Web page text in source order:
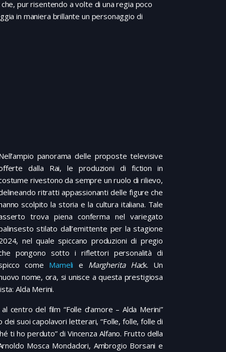
pur risentendo a volte di una regia poco
in maniera brillante un personaggio di
panorama delle proposte televisive
dalla Rai, le produzioni di fiction in
rivestono da sempre un ruolo di rilievo,
ritratti appassionanti delle figure che
scolpito la storia e la cultura italiana. Tale
trova piena conferma nel variegato
stilato dall’emittente per la stagione
nel quale spiccano produzioni di pregio
pongono sotto i riflettori personalità di
come Mameli e Margherita Hack. Un
nome, ora, si unisce a questa prestigiosa
Alda Merini.
centro del film “Folle d’amore – Alda Merini”
suoi capolavori letterari, “Folle, folle, folle di
ti ho perduto” di Vincenza Alfano. Frutto della
Mosca Mondadori, Ambrogio Borsani e